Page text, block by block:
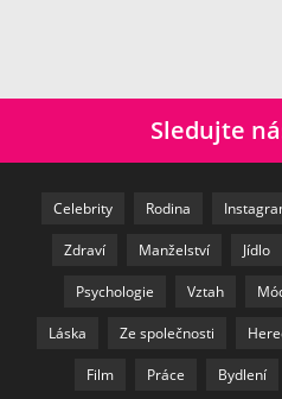
Sledujte
Celebrity Rodina
Zdraví Manželství Jídlo
Psychologie Vztah
Láska Ze společnosti
Film Práce Bydlení